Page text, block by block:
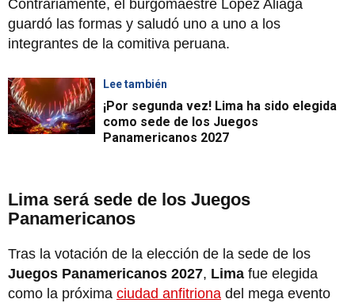
Contrariamente, el burgomaestre López Aliaga
guardó las formas y saludó uno a uno a los
integrantes de la comitiva peruana.
Lee también
¡Por segunda vez! Lima ha sido elegida
como sede de los Juegos
Panamericanos 2027
Lima será sede de los Juegos
Panamericanos
Tras la votación de la elección de la sede de los
Juegos Panamericanos 2027, Lima fue elegida
como la próxima ciudad anfitriona del mega evento